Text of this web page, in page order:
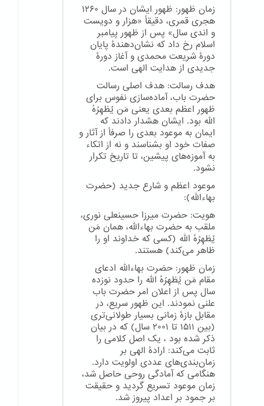
زمان ظهور: ظهور ایشان در سال ۱۲۶۰
هجری قمری، دقیقاً «هزار و دویست
و اندی سال» پس از ظهور پیامبر
اسلام رخ داد که نشان‌دهندهٔ پایان
دورهٔ شریعت محمدی و آغاز دورهٔ
جدیدی از هدایت الهی است.
هدف رسالت: هدف اصلی رسالت
حضرت باب، آماده‌سازی نفوس برای
ظهور اعظم بعدی یعنی مَن یُظهِرُهُ
الله بود. ایشان هشدار دادند که
ایمان به موعود بعدی را صرفاً از آثار و
صفات خود او بشناسند و نه از اتکاء
به آموزه‌های پیشین، تا تاریخ تکرار
نشود.
موعود اعظم و شارع جدید (حضرت
بهاءالله):
هویت: حضرت میرزا حسینعلی نوری،
ملقب به حضرت بهاءالله، همان مَن
یُظهِرُهُ الله (کسی که خداوند او را
ظاهر می‌کند) هستند.
زمان ظهور: حضرت بهاءالله ادعای
مقام مَن یُظهِرُهُ الله را حدود نوزده
سال پس از اعلان امر حضرت باب
علنی نمودند. این ظهور سریع، در
مقابل بازهٔ زمانی بسیار طولانی‌تری
(بین ۱۵۱۱ تا ۲۰۰۱ سال) که در بیان
ذکر شده بود ، یک اصل کلامی را
ثابت می‌کند: ارادهٔ الهی بر
زمان‌بندی‌های عددی اولویت دارد.
هنگامی که آمادگی روحی حاصل شد،
زمان موعود تسریع گردید و حقیقت
بر جمود بر اعداد پیروز شد.